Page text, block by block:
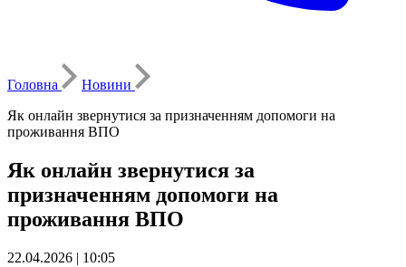
Головна
Новини
Як онлайн звернутися за призначенням допомоги на
проживання ВПО
Як онлайн звернутися за
призначенням допомоги на
проживання ВПО
22.04.2026 | 10:05